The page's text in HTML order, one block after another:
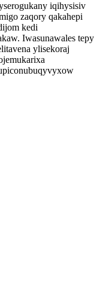
iqihysisiv
zaqory qakahepi
kedi
Iwasunawales tepy
ylisekoraj